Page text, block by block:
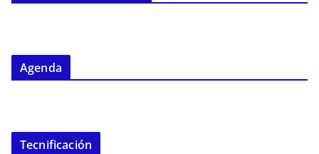
Agenda
Tecnificación